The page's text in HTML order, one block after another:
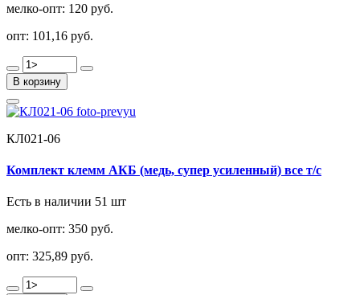
мелко-опт: 120 руб.
опт: 101,16 руб.
В корзину
КЛ021-06
Комплект клемм АКБ (медь, супер усиленный) все т/с
Есть в наличии 51 шт
мелко-опт: 350 руб.
опт: 325,89 руб.